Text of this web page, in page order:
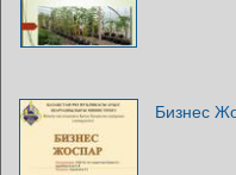
Бизнес